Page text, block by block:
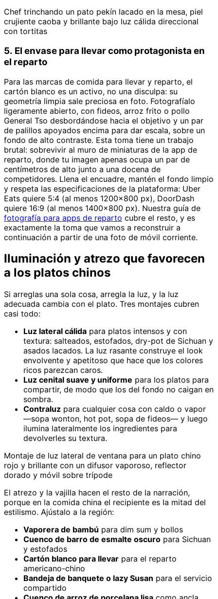
Chef trinchando un pato pekín lacado en la mesa, piel
crujiente caoba y brillante bajo luz cálida direccional
con tortitas
5. El envase para llevar como protagonista en
el reparto
Para las marcas de comida para llevar y reparto, el
cartón blanco es un activo, no una disculpa: su
geometría limpia sale preciosa en foto. Fotografíalo
ligeramente abierto, con fideos, arroz frito o pollo
General Tso desbordándose hacia el objetivo y un par
de palillos apoyados encima para dar escala, sobre un
fondo de alto contraste. Esta toma tiene un trabajo
brutal: sobrevivir al muro de miniaturas de la app de
reparto, donde tu imagen apenas ocupa un par de
centímetros de alto junto a una docena de
competidores. Llena el encuadre, mantén el fondo limpio
y respeta las especificaciones de la plataforma: Uber
Eats quiere 5:4 (al menos 1200×800 px), DoorDash
quiere 16:9 (al menos 1400×800 px). Nuestra guía de
fotografía para apps de reparto cubre el resto, y es
exactamente la toma que vamos a reconstruir a
continuación a partir de una foto de móvil corriente.
Iluminación y atrezo que favorecen
a los platos chinos
Si arreglas una sola cosa, arregla la luz, y la luz
adecuada cambia con el plato. Tres montajes cubren
casi todo:
Luz lateral cálida para platos intensos y con
textura: salteados, estofados, dry-pot de Sichuan y
asados lacados. La luz rasante construye el look
envolvente y apetitoso que hace que los colores
ricos parezcan caros.
Luz cenital suave y uniforme para los platos para
compartir, de modo que los del fondo no caigan en
sombra.
Contraluz para cualquier cosa con caldo o vapor
—sopa wonton, hot pot, sopa de fideos— y luego
ilumina lateralmente los ingredientes para
devolverles su textura.
Montaje de luz lateral de ventana para un plato chino
rojo y brillante con un difusor vaporoso, reflector
dorado y móvil sobre trípode
El atrezo y la vajilla hacen el resto de la narración,
porque en la comida china el recipiente es la mitad del
estilismo. Ajústalo a la región:
Vaporera de bambú para dim sum y bollos
Cuenco de barro de esmalte oscuro para Sichuan
y estofados
Cartón blanco para llevar para el reparto
americano-chino
Bandeja de banquete o lazy Susan para el servicio
compartido